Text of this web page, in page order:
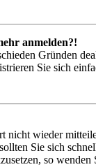
anmelden?!
Gründen
Sie sich
wieder
Sie sich
so